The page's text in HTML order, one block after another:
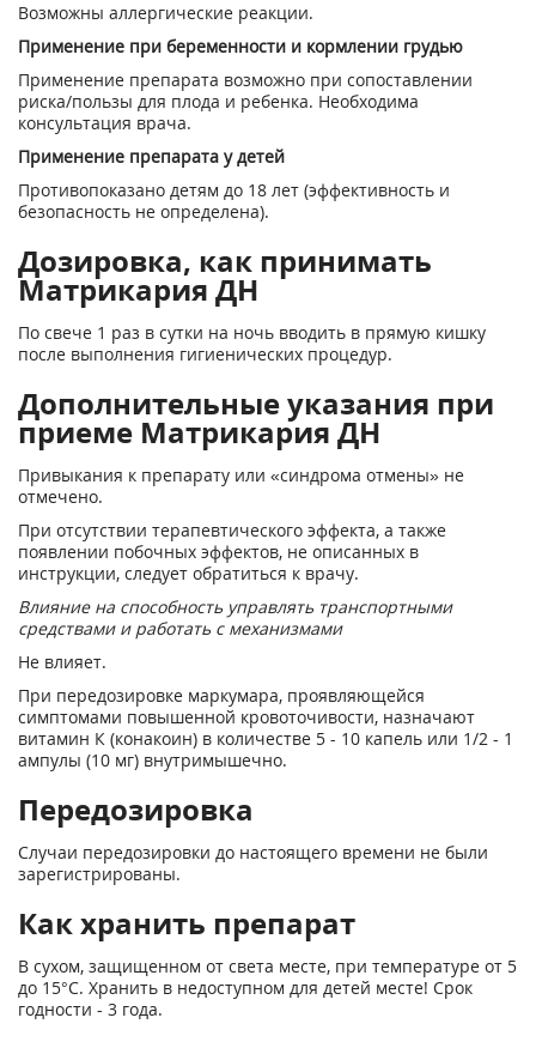
Возможны аллергические реакции.
Применение при беременности и кормлении грудью
Применение препарата возможно при сопоставлении
риска/пользы для плода и ребенка. Необходима
консультация врача.
Применение препарата у детей
Противопоказано детям до 18 лет (эффективность и
безопасность не определена).
Дозировка, как принимать
Матрикария ДН
По свече 1 раз в сутки на ночь вводить в прямую кишку
после выполнения гигиенических процедур.
Дополнительные указания при
приеме Матрикария ДН
Привыкания к препарату или «синдрома отмены» не
отмечено.
При отсутствии терапевтического эффекта, а также
появлении побочных эффектов, не описанных в
инструкции, следует обратиться к врачу.
Влияние на способность управлять транспортными
средствами и работать с механизмами
Не влияет.
При передозировке маркумара, проявляющейся
симптомами повышенной кровоточивости, назначают
витамин К (конакоин) в количестве 5 - 10 капель или 1/2 - 1
ампулы (10 мг) внутримышечно.
Передозировка
Случаи передозировки до настоящего времени не были
зарегистрированы.
Как хранить препарат
В сухом, защищенном от света месте, при температуре от 5
до 15°С. Хранить в недоступном для детей месте! Срок
годности - 3 года.